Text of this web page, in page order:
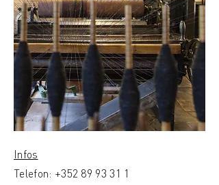
Infos
Telefon: +352 89 93 31 1